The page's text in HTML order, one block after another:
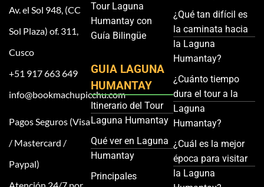
Av. el Sol 948, (CC
Sol Plaza) of. 311,
Cusco
+51 917 663 649
info@bookmachupicchu.com
Pagos Seguros (Visa
/ Mastercard /
Paypal)
Tour Laguna
Humantay con
Guía Bilingüe
GUIA LAGUNA
HUMANTAY
Itinerario del Tour
Laguna Humantay
Qué ver en Laguna
Humantay
Principales
¿Qué tan difícil es
la caminata hacia
la Laguna
Humantay?
¿Cuánto tiempo
dura el tour a la
Laguna
Humantay?
¿Cuál es la mejor
época para visitar
la Laguna